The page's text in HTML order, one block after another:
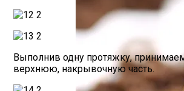
Выполнив одну протяжку,
верхнюю, накрывочную часть.